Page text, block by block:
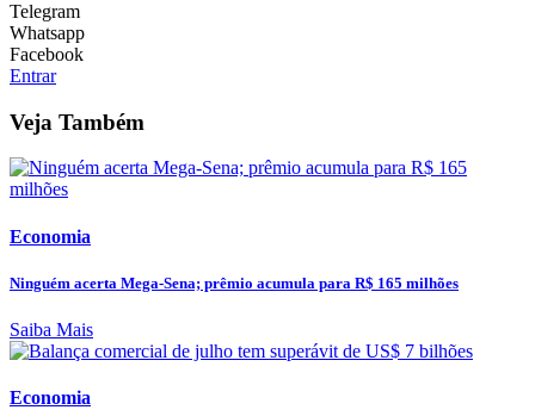
Telegram
Whatsapp
Facebook
Entrar
Veja Também
Economia
Ninguém acerta Mega-Sena; prêmio acumula para R$ 165 milhões
Saiba Mais
Economia